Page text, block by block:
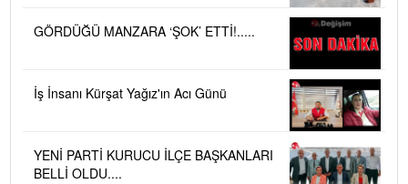
GÖRDÜĞÜ MANZARA ‘ŞOK’ ETTİ!.....
İş İnsanı Kürşat Yağız'ın Acı Günü
YENİ PARTİ KURUCU İLÇE BAŞKANLARI
BELLİ OLDU....